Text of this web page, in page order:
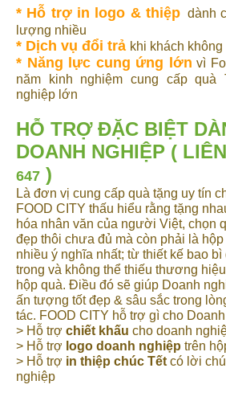
* Hỗ trợ in logo & thiệp dành
lượng nhiều
* Dịch vụ đổi trả khi khách
* Năng lực cung ứng lớn vì
năm kinh nghiệm cung cấp quà
nghiệp lớn
HỖ TRỢ ĐẶC BIỆT
DOANH NGHIỆP (
647 )
Là đơn vị cung cấp quà tặng uy tín
FOOD CITY thấu hiểu rằng tặng
hóa nhân văn của người Việt, chọn
đẹp thôi chưa đủ mà còn phải là
nhiều ý nghĩa nhất; từ thiết kế bao bì
trong và không thể thiếu thương
hộp quà. Điều đó sẽ giúp Doanh
ấn tượng tốt đẹp & sâu sắc trong
tác. FOOD CITY hỗ trợ gì cho
> Hỗ trợ chiết khấu cho doanh
> Hỗ trợ ogo doanh nghiệp trên
> Hỗ trợ in thiệp chúc Tết có lời
nghiệp